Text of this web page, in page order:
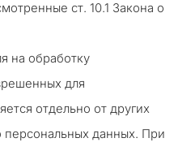
ст. 10.1 Закона о
на обработку
для
отдельно от других
персональных данных. При